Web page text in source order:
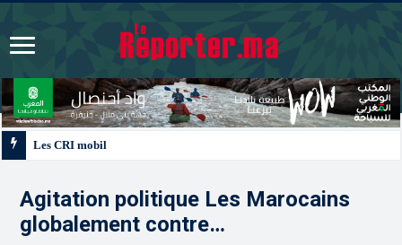
Agitation politique Les Marocains
globalement contre…